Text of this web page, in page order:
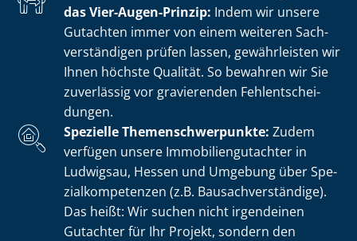
das Vier-Augen-Prinzip: Indem wir unsere
Gutachten immer von einem weiteren Sach­
ver­stän­di­gen prüfen lassen, gewährleisten wir
Ihnen höchste Qualität. So bewahren wir Sie
zuverlässig vor gravierenden Fehl­ent­schei­
dun­gen.
Spezielle The­men­schwer­punk­te: Zudem
verfügen unsere Im­mo­bi­li­en­gut­ach­ter in
Ludwigsau, Hessen und Umgebung über Spe­
zi­al­kom­pe­ten­zen (z.B. Bau­sach­ver­stän­di­ge).
Das heißt: Wir suchen nicht irgendeinen
Gutachter für Ihr Projekt, sondern den